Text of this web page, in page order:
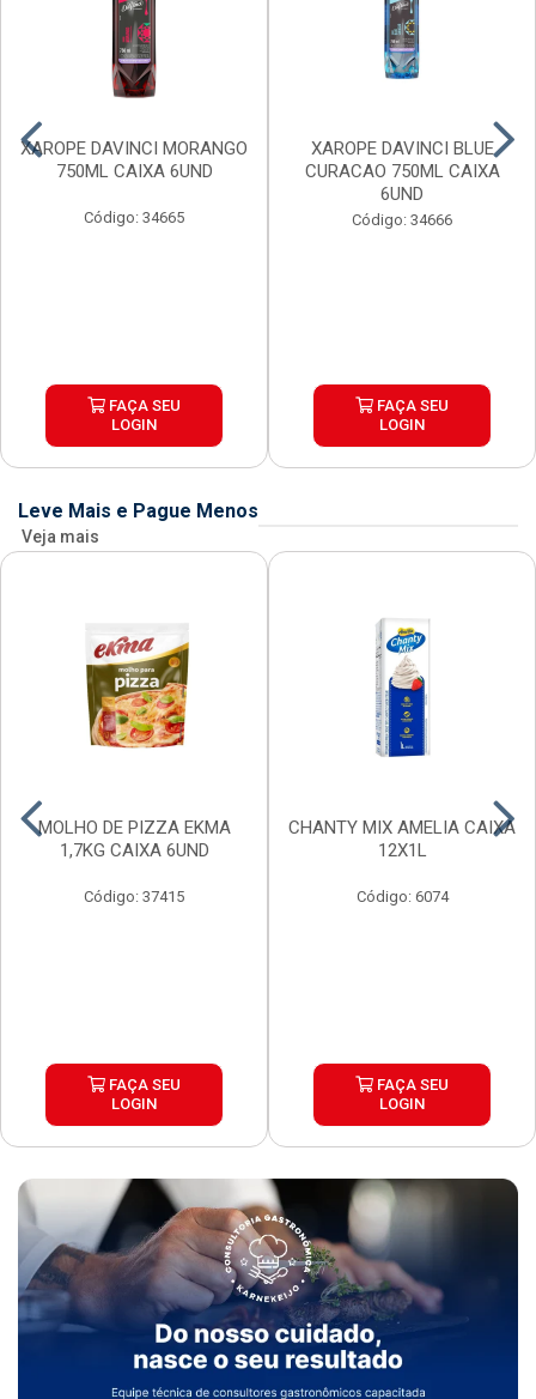
XAROPE DAVINCI MORANGO
750ML CAIXA 6UND
Código: 34665
FAÇA SEU
LOGIN
XAROPE DAVINCI BLUE
CURACAO 750ML CAIXA
6UND
Código: 34666
FAÇA SEU
LOGIN
Leve Mais e Pague Menos
Veja mais
MOLHO DE PIZZA EKMA
1,7KG CAIXA 6UND
Código: 37415
FAÇA SEU
LOGIN
CHANTY MIX AMELIA CAIXA
12X1L
Código: 6074
FAÇA SEU
LOGIN